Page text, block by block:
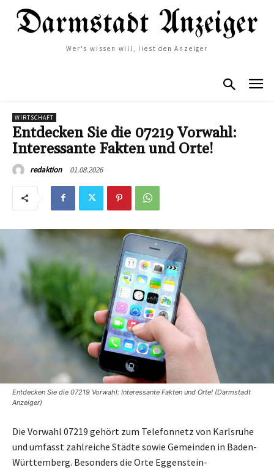
Wer's wissen will, liest den Anzeiger
WIRTSCHAFT
Entdecken Sie die 07219 Vorwahl:
Interessante Fakten und Orte!
redaktion 01.08.2026
Entdecken Sie die 07219 Vorwahl: Interessante Fakten und Orte! (Darmstadt
Anzeiger)
Die Vorwahl 07219 gehört zum Telefonnetz von Karlsruhe
und umfasst zahlreiche Städte sowie Gemeinden in Baden-
Württemberg. Besonders die Orte Eggenstein-